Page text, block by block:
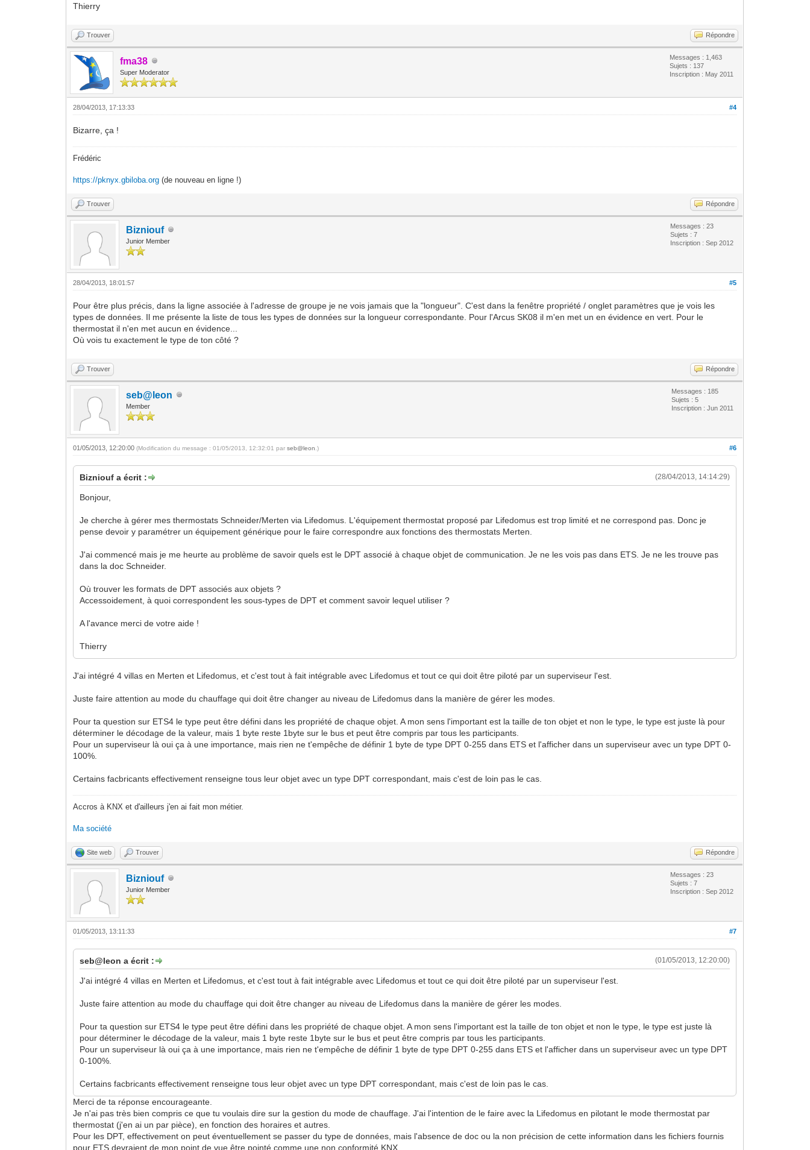
Thierry
Trouver Répondre
fma38
Super Moderator
Messages : 1,463
Sujets : 137
Inscription : May 2011
#4
28/04/2013, 17:13:33
Bizarre, ça !
Frédéric
https://pknyx.gbiloba.org (de nouveau en ligne !)
Trouver Répondre
Bizniouf
Junior Member
Messages : 23
Sujets : 7
Inscription : Sep 2012
#5
28/04/2013, 18:01:57
Pour être plus précis, dans la ligne associée à l'adresse de groupe je ne vois jamais que la "longueur". C'est dans la fenêtre propriété / onglet paramètres que je vois les
types de données. Il me présente la liste de tous les types de données sur la longueur correspondante. Pour l'Arcus SK08 il m'en met un en évidence en vert. Pour le
thermostat il n'en met aucun en évidence...
Où vois tu exactement le type de ton côté ?
Trouver Répondre
seb@leon
Member
Messages : 185
Sujets : 5
Inscription : Jun 2011
#6
01/05/2013, 12:20:00(Modification du message : 01/05/2013, 12:32:01 parseb@leon .)
(28/04/2013, 14:14:29)
Bizniouf a écrit :
Bonjour,
Je cherche à gérer mes thermostats Schneider/Merten via Lifedomus. L'équipement thermostat proposé par Lifedomus est trop limité et ne correspond pas. Donc je
pense devoir y paramétrer un équipement générique pour le faire correspondre aux fonctions des thermostats Merten.
J'ai commencé mais je me heurte au problème de savoir quels est le DPT associé à chaque objet de communication. Je ne les vois pas dans ETS. Je ne les trouve pas
dans la doc Schneider.
Où trouver les formats de DPT associés aux objets ?
Accessoidement, à quoi correspondent les sous-types de DPT et comment savoir lequel utiliser ?
A l'avance merci de votre aide !
Thierry
J'ai intégré 4 villas en Merten et Lifedomus, et c'est tout à fait intégrable avec Lifedomus et tout ce qui doit être piloté par un superviseur l'est.
Juste faire attention au mode du chauffage qui doit être changer au niveau de Lifedomus dans la manière de gérer les modes.
Pour ta question sur ETS4 le type peut être défini dans les propriété de chaque objet. A mon sens l'important est la taille de ton objet et non le type, le type est juste là pour
déterminer le décodage de la valeur, mais 1 byte reste 1byte sur le bus et peut être compris par tous les participants.
Pour un superviseur là oui ça à une importance, mais rien ne t'empêche de définir 1 byte de type DPT 0-255 dans ETS et l'afficher dans un superviseur avec un type DPT 0-
100%.
Certains facbricants effectivement renseigne tous leur objet avec un type DPT correspondant, mais c'est de loin pas le cas.
Accros à KNX et d'ailleurs j'en ai fait mon métier.
Ma société
Site web Trouver Répondre
Bizniouf
Junior Member
Messages : 23
Sujets : 7
Inscription : Sep 2012
#7
01/05/2013, 13:11:33
(01/05/2013, 12:20:00)
seb@leon a écrit :
J'ai intégré 4 villas en Merten et Lifedomus, et c'est tout à fait intégrable avec Lifedomus et tout ce qui doit être piloté par un superviseur l'est.
Juste faire attention au mode du chauffage qui doit être changer au niveau de Lifedomus dans la manière de gérer les modes.
Pour ta question sur ETS4 le type peut être défini dans les propriété de chaque objet. A mon sens l'important est la taille de ton objet et non le type, le type est juste là
pour déterminer le décodage de la valeur, mais 1 byte reste 1byte sur le bus et peut être compris par tous les participants.
Pour un superviseur là oui ça à une importance, mais rien ne t'empêche de définir 1 byte de type DPT 0-255 dans ETS et l'afficher dans un superviseur avec un type DPT
0-100%.
Certains facbricants effectivement renseigne tous leur objet avec un type DPT correspondant, mais c'est de loin pas le cas.
Merci de ta réponse encourageante.
Je n'ai pas très bien compris ce que tu voulais dire sur la gestion du mode de chauffage. J'ai l'intention de le faire avec la Lifedomus en pilotant le mode thermostat par
thermostat (j'en ai un par pièce), en fonction des horaires et autres.
Pour les DPT, effectivement on peut éventuellement se passer du type de données, mais l'absence de doc ou la non précision de cette information dans les fichiers fournis
pour ETS devraient de mon point de vue être pointé comme une non conformité KNX.